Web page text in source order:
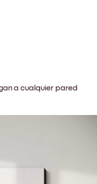
a cualquier pared